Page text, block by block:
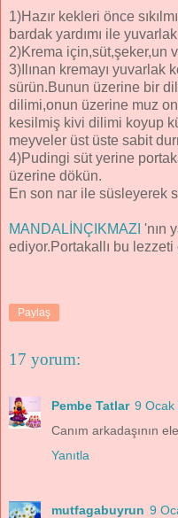
1)Hazır kekleri önce
bardak yardımı ile
2)Krema için,süt,şeker,un
3)Ilınan kremayı yuvarlak
sürün.Bunun üzerine bir
dilimi,onun üzerine muz
kesilmiş kivi dilimi koyup
meyveler üst üste sabit
4)Pudingi süt yerine
üzerine dökün.
En son nar ile süsleyerek
MANDALİNÇIKMAZI 'nın
ediyor.Portakallı bu
Paylaş
17 yorum:
Pembe Tatlar 9 Ocak
Canım arkadaşının
Yanıtla
mutfagabuyrun 9